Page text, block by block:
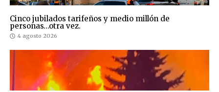
Cinco jubilados tarifeños y medio millón de
personas…otra vez.
4 agosto 2026